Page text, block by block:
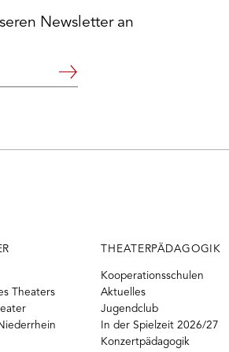
Newsletter an
Weiter
Theaters
THEATERPÄDAGOGIK
Kooperationsschulen
Aktuelles
Jugendclub
In der Spielzeit 2026/27
Konzertpädagogik